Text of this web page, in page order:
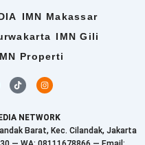
IMN Makassar
IMN Gili
Properti
T
i
k
o
k
I
n
s
a
g
r
a
NETWORK
Barat, Kec. Cilandak, Jakarta